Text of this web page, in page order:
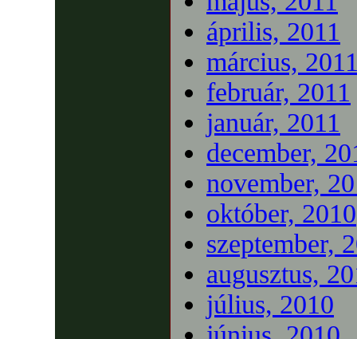
április, 2011
március,
február, 2011
január, 2011
december,
november,
október, 2010
szeptember,
augusztus,
július, 2010